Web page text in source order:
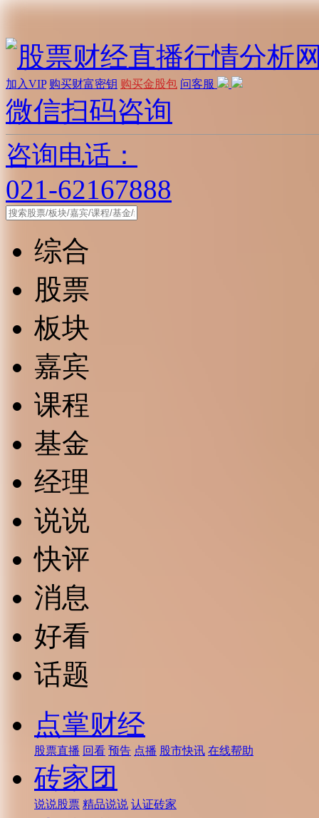
加入VIP 购买财富密钥 购买金股包 问客服
微信扫码咨询
咨询电话：
021-62167888
综合
股票
板块
嘉宾
课程
基金
经理
说说
快评
消息
好看
话题
点掌财经
股票直播 回看 预告 点播 股市快讯 在线帮助
砖家团
说说股票 精品说说 认证砖家